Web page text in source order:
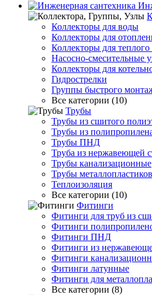
Коллекторы для воды
Коллекторы для
Коллекторы для теплого
Насосно-смесительные
Коллекторы для
Гидрострелки
Группы быстрого
Все категории (10)
Трубы
Трубы из сшитого
Трубы из
Трубы ПНД
Труба из нержавеющей
Трубы канализационные
Трубы
Теплоизоляция
Все категории (10)
Фитинги
Фитинги для труб из
Фитинги
Фитинги ПНД
Фитинги из
Фитинги
Фитинги латунные
Фитинги для
Все категории (8)